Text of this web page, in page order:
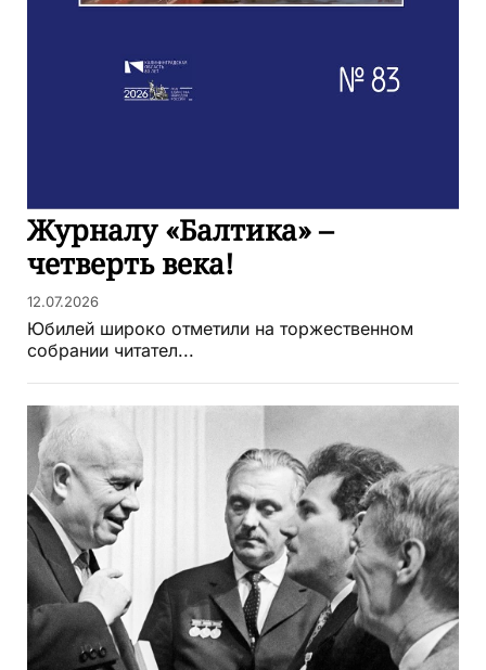
Журналу «Балтика» –
четверть века!
12.07.2026
Юбилей широко отметили на торжественном
собрании читател...